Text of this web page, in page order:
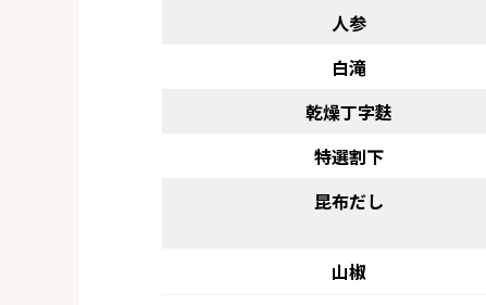
人参
白滝
乾燥丁字麩
特選割下
昆布だし
山椒